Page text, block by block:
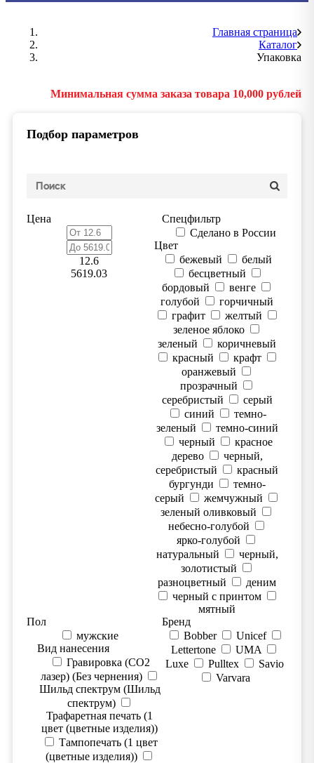
Главная страница
Каталог
Упаковка
Минимальная сумма заказа товара 10,000 рублей
Подбор параметров
Цена
12.6
5619.03
Спецфильтр
Сделано в России
Цвет
бежевый
белый
бесцветный
бордовый
венге
голубой
горчичный
графит
желтый
зеленое яблоко
зеленый
коричневый
красный
крафт
оранжевый
прозрачный
серебристый
серый
синий
темно-
зеленый
темно-синий
черный
красное
дерево
черный,
серебристый
красный
бургунди
темно-
серый
жемчужный
зеленый оливковый
небесно-голубой
ярко-голубой
натуральный
черный,
золотистый
разноцветный
деним
черный с принтом
мятный
Бренд
Bobber
Unicef
Lettertone
UMA
Luxe
Pulltex
Savio
Varvara
Пол
мужские
Вид нанесения
Гравировка (CO2
лазер) (Без чернения)
Шильд спектрум (Шильд
спектрум)
Трафаретная печать (1
цвет (цветные изделия))
Тампопечать (1 цвет
(цветные изделия))